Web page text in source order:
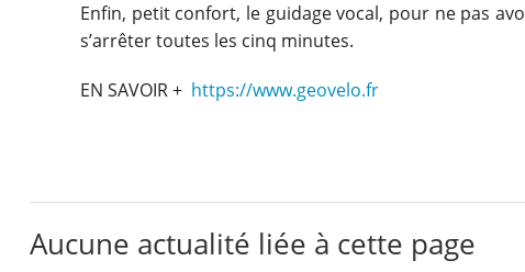
Enfin, petit confort, le guidage vocal, pour ne pas
s’arrêter toutes les cinq minutes.
EN SAVOIR + https://www.geovelo.fr
Aucune actualité liée à cette page